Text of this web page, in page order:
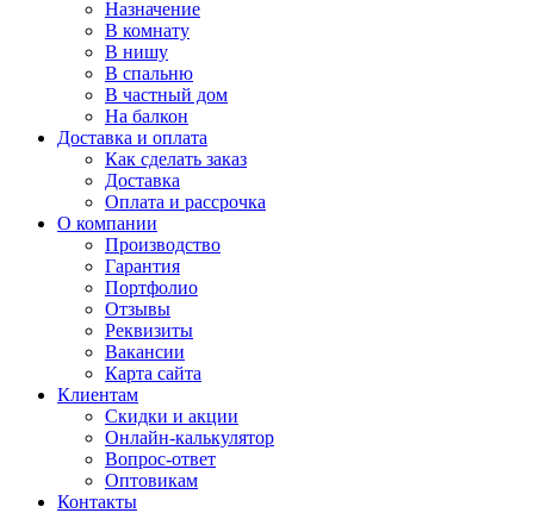
Назначение
В комнату
В нишу
В спальню
В частный дом
На балкон
Доставка и оплата
Как сделать заказ
Доставка
Оплата и рассрочка
О компании
Производство
Гарантия
Портфолио
Отзывы
Реквизиты
Вакансии
Карта сайта
Клиентам
Скидки и акции
Онлайн-калькулятор
Вопрос-ответ
Оптовикам
Контакты